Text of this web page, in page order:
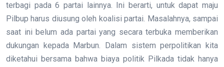
terbagi pada 6 partai lainnya. Ini berarti, untuk dapat maju
Pilbup harus diusung oleh koalisi partai. Masalahnya, sampai
saat ini belum ada partai yang secara terbuka memberikan
dukungan kepada Marbun. Dalam sistem perpolitikan kita
diketahui bersama bahwa biaya politik Pilkada tidak hanya